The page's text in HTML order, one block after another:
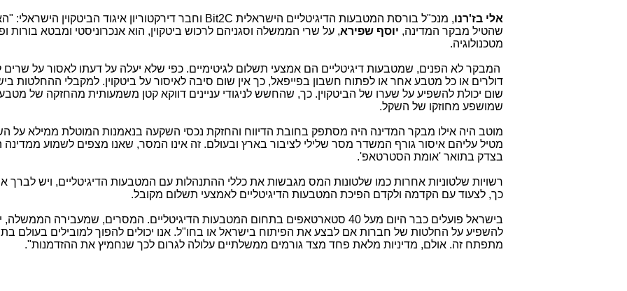
אלי בז'רנו, מנכ"ל בורסת המטבעות הדיגיטליים הישראלית Bit2C וחבר דירקטוריון איגוד הביטקוין הישראלי:
שהטיל מבקר המדינה, יוסף שפירא, על שרי הממשלה וסגניהם לרכוש ביטקוין, הוא אנכרוניסטי ומבטא בורות
מטכנולוגיה.
המבקר לא הפנים, שמטבעות דיגיטליים הם אמצעי תשלום לגיטימיים. כפי שלא יעלה על דעתו לאסור על שרים
דולרים או כל מטבע אחר או לפתוח חשבון בפייפאל, כך אין שום סיבה לאיסור על ביטקוין. למקבלי ההחלטות
שום יכולת להשפיע על שערו של הביטקוין. כך, שהחשש לניגודי עניינים דווקא קטן משמעותית מהחזקה של
שמושפע מחוזקו של השקל.
מוטב היה אילו מבקר המדינה היה מסתפק בחובת הדיווח והחזקת נכסי השקעה בנאמנות המוטלת ממילא על
מטיל עליהם איסור גורף המשדר מסר שלילי לציבור בארץ ובעולם. זה אינו המסר, שאנו מצפים לשמוע
בצדק בתואר 'אומת הסטרטאפ'.
רשויות שלטוניות אחרות כמו שלטונות המס מגבשות את כללי ההתנהלות עם המטבעות הדיגיטליים, ויש לברך
כך, לצעוד עם הקדמה ולקדם הפיכת המטבעות הדיגיטליים לאמצעי תשלום מקובל.
בישראל פועלים כבר היום מעל 40 סטארטאפים בתחום המטבעות הדיגיטליים. המסרים, שמעבירה הממשלה,
להשפיע על החלטות של חברות אם לבצע את הפיתוח בישראל או בחו"ל. אנו יכולים להפוך למובילים בעולם
מתפתח זה. אולם, מדיניות מלאת פחד מצד גורמים ממשלתיים עלולה לגרום לכך שנחמיץ את ההזדמנות".